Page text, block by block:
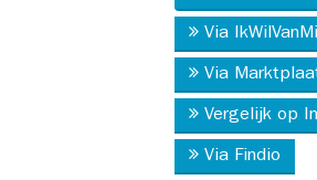
Via
Via
Vergelijk op
Via Findio